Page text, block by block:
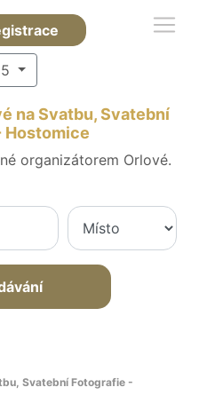
na Svatbu, Svatební
Hostomice
organizátorem Orlové.
Svatební Fotografie -